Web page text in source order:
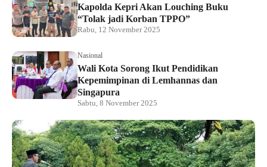
Kapolda Kepri Akan Louching Buku
“Tolak jadi Korban TPPO”
Rabu, 12 November 2025
Nasional
Wali Kota Sorong Ikut Pendidikan
Kepemimpinan di Lemhannas dan
Singapura
Sabtu, 8 November 2025